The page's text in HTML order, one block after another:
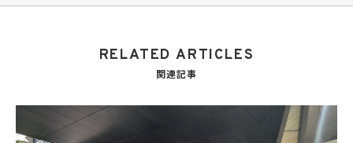
の開発等に役立てるため
も外国に所在する場合を含みます。）に対し個人情報（(i)当社サービスにおける顧客に関
ため。なお、KWエージェントとは、KW加盟店の業務に従事する個人を意味します。また、
(8) 当社サービスを介して販売等が行われる物件に関する情報について、当社、KWライ
センサー、その他KWブランドを利用して事業を行う事業者のポータルサイト、ウェブ広
告、その他インターネット上において公開するため
RELATED ARTICLES
関連記事